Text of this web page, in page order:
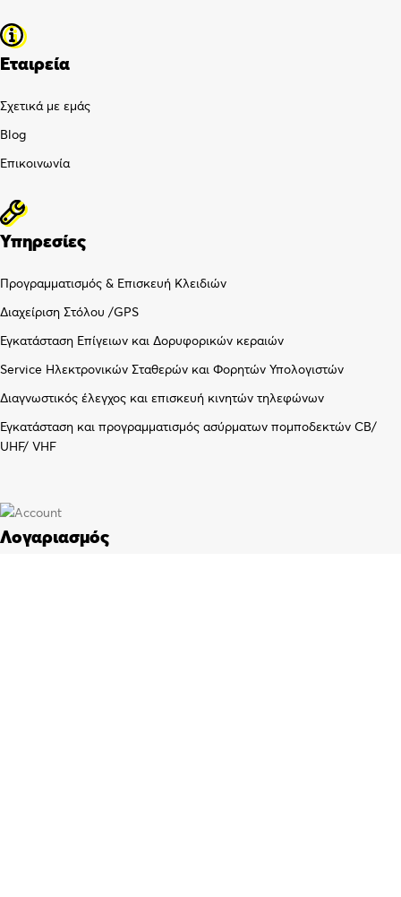
Εταιρεία
Σχετικά με εμάς
Blog
Επικοινωνία
Υπηρεσίες
Προγραμματισμός & Επισκευή Κλειδιών
Διαχείριση Στόλου /GPS
Εγκατάσταση Επίγειων και Δορυφορικών κεραιών
Service Ηλεκτρονικών Σταθερών και Φορητών Υπολογιστών
Διαγνωστικός έλεγχος και επισκευή κινητών τηλεφώνων
Εγκατάσταση και προγραμματισμός ασύρματων πομποδεκτών CB/
UHF/ VHF
Λογαριασμός